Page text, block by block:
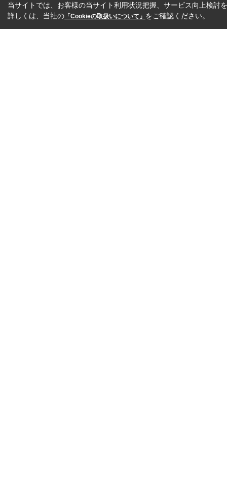
当サイトでは、お客様の当サイト利用状況把握、サービス向上検討
詳しくは、当社の 「Cookieの取扱いについて」 をご確認ください。